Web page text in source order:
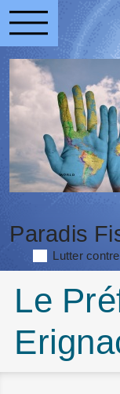
Paradis
Lutter
Le